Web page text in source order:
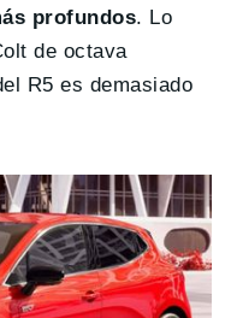
profundos. Lo
de octava
R5 es demasiado